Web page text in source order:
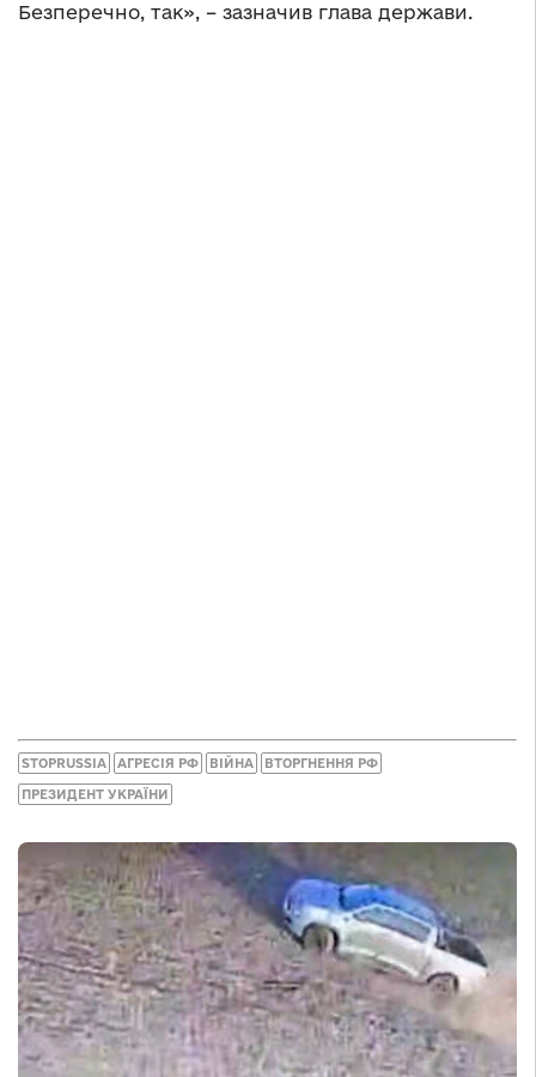
Безперечно, так», – зазначив глава держави.
STOPRUSSIA АГРЕСІЯ РФ ВІЙНА ВТОРГНЕННЯ РФ
ПРЕЗИДЕНТ УКРАЇНИ